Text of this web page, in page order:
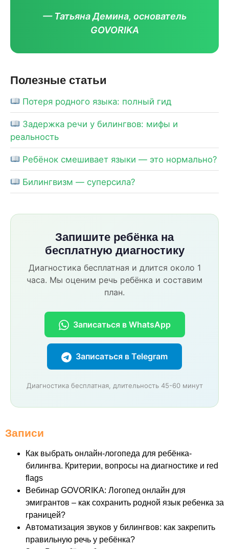
— Татьяна Демина, основатель
GOVORIKA
Полезные статьи
Потеря родного языка: полный гид
Задержка речи у билингвов: мифы и
реальность
Ребёнок смешивает языки — это нормально?
Билингвизм — суперсила?
Запишите ребёнка на
бесплатную диагностику
Диагностика бесплатная и длится около 1
часа. Мы оценим речь ребёнка и составим
план.
Записаться в WhatsApp
Записаться в Telegram
Диагностика бесплатная, длительность 45-60 минут
Записи
Как выбрать онлайн-логопеда для ребёнка-
билингва. Критерии, вопросы на диагностике и red
flags
Вебинар GOVORIKA: Логопед онлайн для
эмигрантов – как сохранить родной язык ребенка за
границей?
Автоматизация звуков у билингвов: как закрепить
правильную речь у ребёнка?